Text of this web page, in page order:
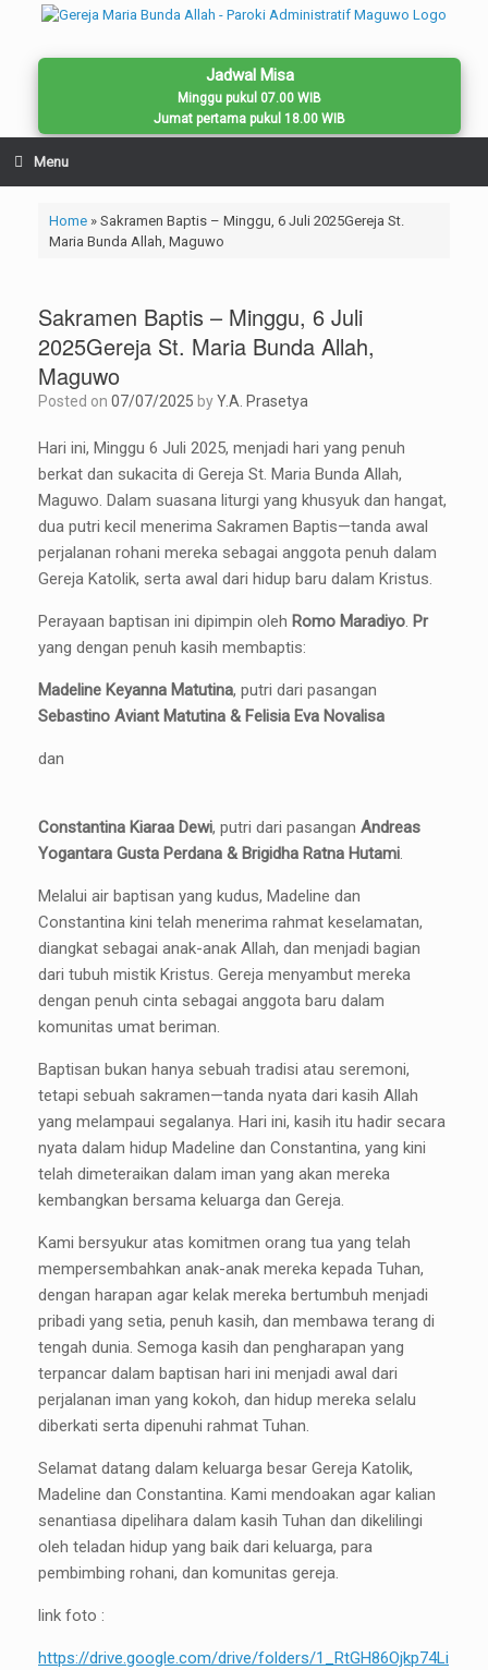
Jadwal Misa
Minggu pukul 07.00 WIB
Jumat pertama pukul 18.00 WIB
Menu
Home» Sakramen Baptis – Minggu, 6 Juli 2025Gereja St.
Maria Bunda Allah, Maguwo
Sakramen Baptis – Minggu, 6 Juli
2025Gereja St. Maria Bunda Allah,
Maguwo
Posted on 07/07/2025 byY.A. Prasetya
Hari ini, Minggu 6 Juli 2025, menjadi hari yang penuh
berkat dan sukacita di Gereja St. Maria Bunda Allah,
Maguwo. Dalam suasana liturgi yang khusyuk dan hangat,
dua putri kecil menerima Sakramen Baptis—tanda awal
perjalanan rohani mereka sebagai anggota penuh dalam
Gereja Katolik, serta awal dari hidup baru dalam Kristus.
Perayaan baptisan ini dipimpin oleh Romo Maradiyo. Pr
yang dengan penuh kasih membaptis:
Madeline Keyanna Matutina, putri dari pasangan
Sebastino Aviant Matutina & Felisia Eva Novalisa
dan
Constantina Kiaraa Dewi, putri dari pasangan Andreas
Yogantara Gusta Perdana & Brigidha Ratna Hutami.
Melalui air baptisan yang kudus, Madeline dan
Constantina kini telah menerima rahmat keselamatan,
diangkat sebagai anak-anak Allah, dan menjadi bagian
dari tubuh mistik Kristus. Gereja menyambut mereka
dengan penuh cinta sebagai anggota baru dalam
komunitas umat beriman.
Baptisan bukan hanya sebuah tradisi atau seremoni,
tetapi sebuah sakramen—tanda nyata dari kasih Allah
yang melampaui segalanya. Hari ini, kasih itu hadir secara
nyata dalam hidup Madeline dan Constantina, yang kini
telah dimeteraikan dalam iman yang akan mereka
kembangkan bersama keluarga dan Gereja.
Kami bersyukur atas komitmen orang tua yang telah
mempersembahkan anak-anak mereka kepada Tuhan,
dengan harapan agar kelak mereka bertumbuh menjadi
pribadi yang setia, penuh kasih, dan membawa terang di
tengah dunia. Semoga kasih dan pengharapan yang
terpancar dalam baptisan hari ini menjadi awal dari
perjalanan iman yang kokoh, dan hidup mereka selalu
diberkati serta dipenuhi rahmat Tuhan.
Selamat datang dalam keluarga besar Gereja Katolik,
Madeline dan Constantina. Kami mendoakan agar kalian
senantiasa dipelihara dalam kasih Tuhan dan dikelilingi
oleh teladan hidup yang baik dari keluarga, para
pembimbing rohani, dan komunitas gereja.
link foto :
https://drive.google.com/drive/folders/1_RtGH86Ojkp74Li